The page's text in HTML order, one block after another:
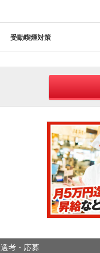
受動喫煙対策
選考・応募